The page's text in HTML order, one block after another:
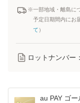
※一部地域・離島に
予定日期間内にお
て ）
ロットナンバー：
au PAY ゴ